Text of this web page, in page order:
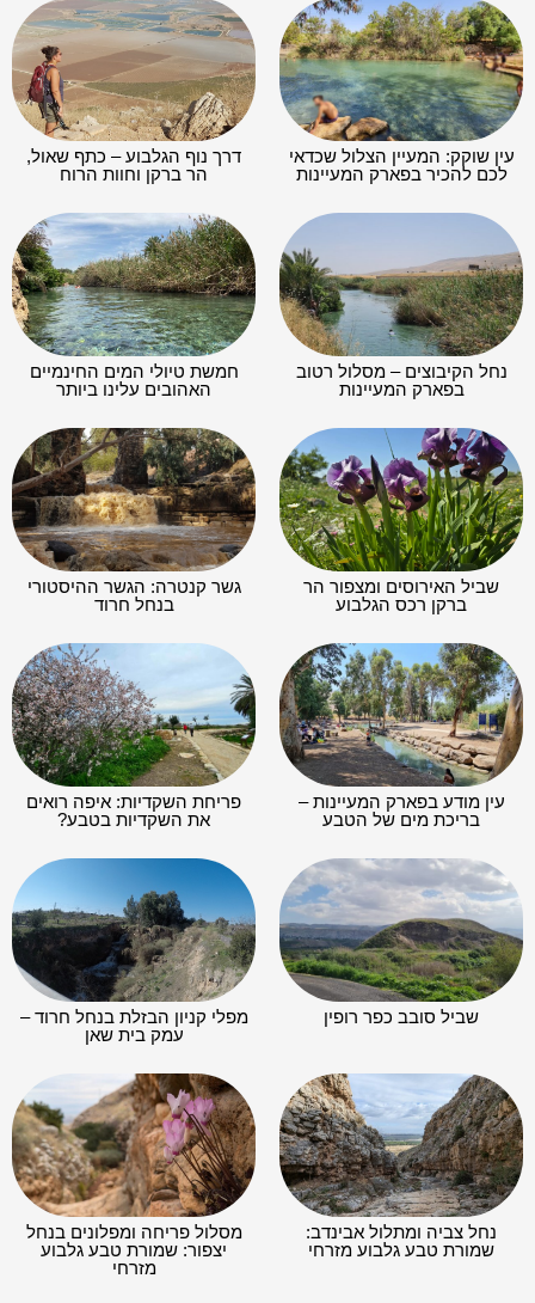
עין שוקק: המעיין הצלול שכדאי
לכם להכיר בפארק המעיינות
דרך נוף הגלבוע – כתף שאול,
הר ברקן וחוות הרוח
נחל הקיבוצים – מסלול רטוב
בפארק המעיינות
חמשת טיולי המים החינמיים
האהובים עלינו ביותר
שביל האירוסים ומצפור הר
ברקן רכס הגלבוע
גשר קנטרה: הגשר ההיסטורי
בנחל חרוד
עין מודע בפארק המעיינות –
בריכת מים של הטבע
פריחת השקדיות: איפה רואים
את השקדיות בטבע?
שביל סובב כפר רופין
מפלי קניון הבזלת בנחל חרוד –
עמק בית שאן
נחל צביה ומתלול אבינדב:
שמורת טבע גלבוע מזרחי
מסלול פריחה ומפלונים בנחל
יצפור: שמורת טבע גלבוע
מזרחי